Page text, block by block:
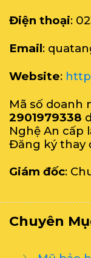
Điện thoại:
Email:
Website:
Mã số doanh
2901979338
Nghệ An cấp
Đăng ký thay
Giám đốc:
Chuyên